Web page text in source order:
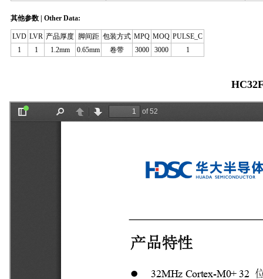
其他参数 | Other Data:
LVD LVR 产品厚度 脚间距 包装方式 MPQ MOQ PULSE_C
1
1 1.2mm 0.65mm 卷带 3000 3000 1